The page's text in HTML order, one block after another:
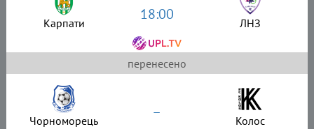
Карпати 18:00 ЛНЗ
перенесено
Чорноморець – Колос